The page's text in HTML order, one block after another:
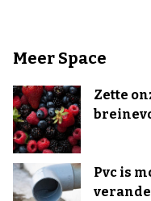
Meer Space
Zette
Pvc is